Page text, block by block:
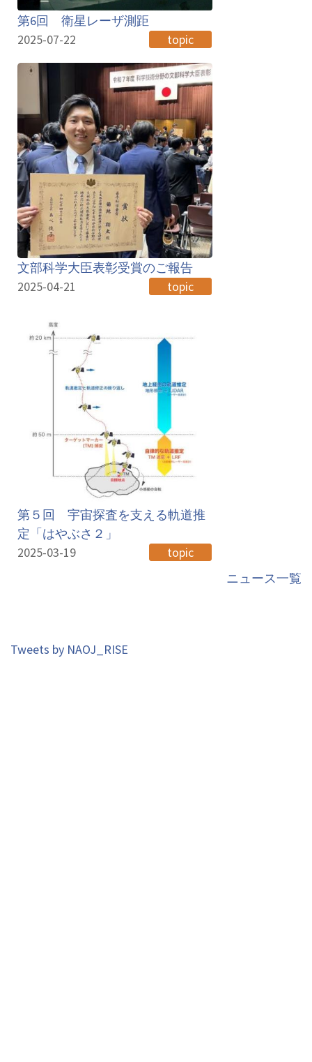
第6回 衛星レーザ測距
2025-07-22
topic
文部科学大臣表彰受賞のご報告
2025-04-21
topic
第５回 宇宙探査を支える軌道推
定「はやぶさ２」
2025-03-19
topic
ニュース一覧
Tweets by NAOJ_RISE